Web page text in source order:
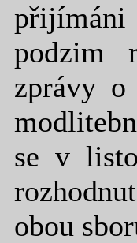
podzim
zprávy o
se v
obou